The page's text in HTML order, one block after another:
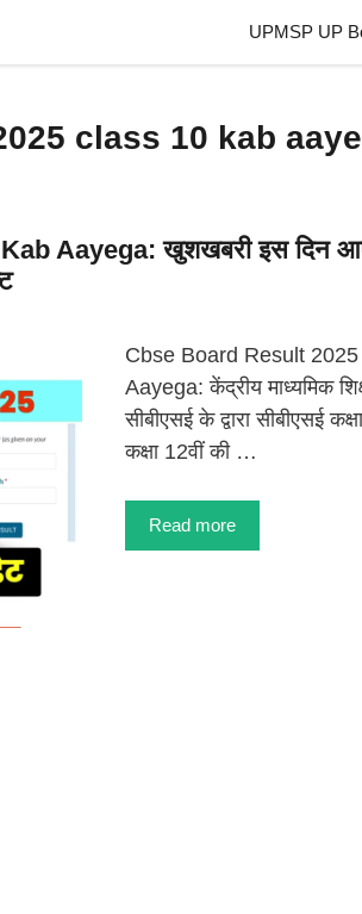
UPMSP UP
class 10 kab
Aayega: खुशखबरी इस दिन
Cbse Board Result
Aayega: केंद्रीय माध्यमिक
सीबीएसई के द्वारा सीबीएसई
कक्षा 12वीं की …
Read more